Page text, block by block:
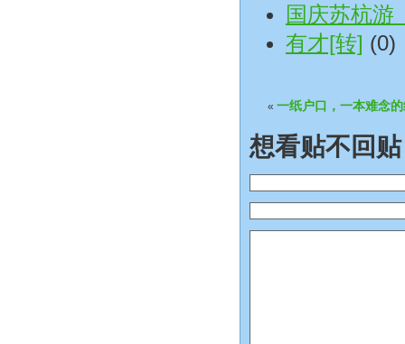
国庆苏杭游
有才[转] (0)
« 一纸户口，一本难念
想看贴不回